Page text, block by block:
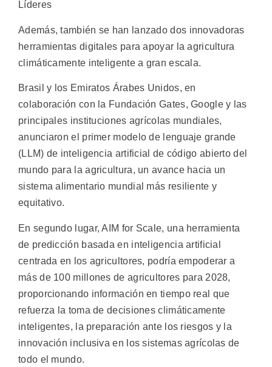
Líderes
Además, también se han lanzado dos innovadoras
herramientas digitales para apoyar la agricultura
climáticamente inteligente a gran escala.
Brasil y los Emiratos Árabes Unidos, en
colaboración con la Fundación Gates, Google y las
principales instituciones agrícolas mundiales,
anunciaron el primer modelo de lenguaje grande
(LLM) de inteligencia artificial de código abierto del
mundo para la agricultura, un avance hacia un
sistema alimentario mundial más resiliente y
equitativo.
En segundo lugar, AIM for Scale, una herramienta
de predicción basada en inteligencia artificial
centrada en los agricultores, podría empoderar a
más de 100 millones de agricultores para 2028,
proporcionando información en tiempo real que
refuerza la toma de decisiones climáticamente
inteligentes, la preparación ante los riesgos y la
innovación inclusiva en los sistemas agrícolas de
todo el mundo.